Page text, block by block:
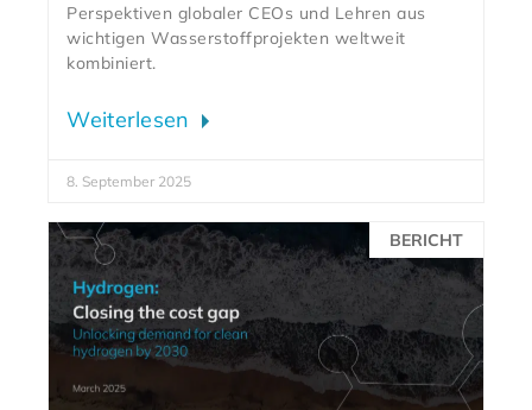
Perspektiven globaler CEOs und Lehren aus
wichtigen Wasserstoffprojekten weltweit
kombiniert.
Weiterlesen
8. September 2025
BERICHT